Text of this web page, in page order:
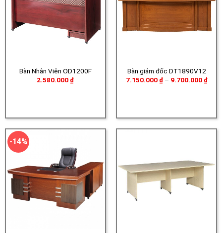
Bàn Nhân Viên OD1200F
2.580.000 ₫
Bàn giám đốc DT1890V12
7.150.000 ₫ – 9.700.000 ₫
giá:
-14%